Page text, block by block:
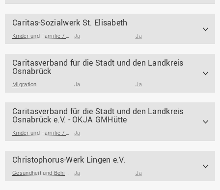
Caritas-Sozialwerk St. Elisabeth
Kinder und Familie / Jugendarbeit / Jugendsozialarbeit Ja Ja
Caritasverband für die Stadt und den Landkreis
Osnabrück
Migration Ja Ja
Caritasverband für die Stadt und den Landkreis
Osnabrück e.V. - OKJA GMHütte
Kinder und Familie / Jugendarbeit / Jugendsozialarbeit Ja
Christophorus-Werk Lingen e.V.
Gesundheit und Behinderung Kinder und Familie / Jugendarbeit /
Ja Ja